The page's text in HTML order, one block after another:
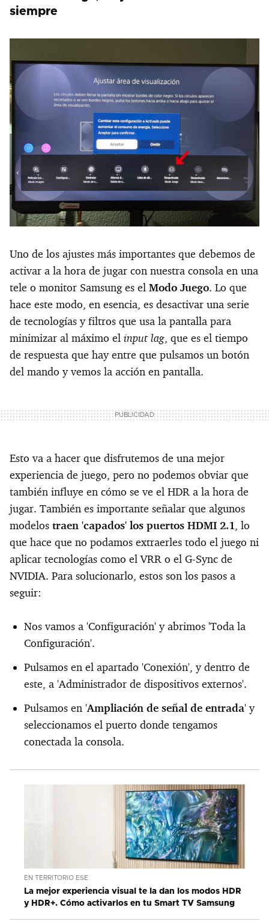
siempre
Uno de los ajustes más importantes que debemos de
activar a la hora de jugar con nuestra consola en una
tele o monitor Samsung es el Modo Juego. Lo que
hace este modo, en esencia, es desactivar una serie
de tecnologías y filtros que usa la pantalla para
minimizar al máximo el input lag, que es el tiempo
de respuesta que hay entre que pulsamos un botón
del mando y vemos la acción en pantalla.
Esto va a hacer que disfrutemos de una mejor
experiencia de juego, pero no podemos obviar que
también influye en cómo se ve el HDR a la hora de
jugar. También es importante señalar que algunos
modelos traen 'capados' los puertos HDMI 2.1, lo
que hace que no podamos extraerles todo el juego ni
aplicar tecnologías como el VRR o el G-Sync de
NVIDIA. Para solucionarlo, estos son los pasos a
seguir:
Nos vamos a 'Configuración' y abrimos 'Toda la
Configuración'.
Pulsamos en el apartado 'Conexión', y dentro de
este, a 'Administrador de dispositivos externos'.
Pulsamos en 'Ampliación de señal de entrada' y
seleccionamos el puerto donde tengamos
conectada la consola.
EN TERRITORIO ESE
La mejor experiencia visual te la dan los modos HDR
y HDR+. Cómo activarlos en tu Smart TV Samsung